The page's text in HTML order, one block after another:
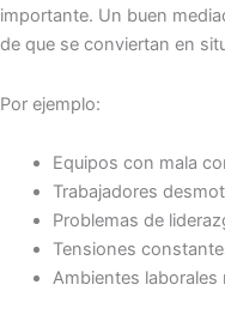
importante. Un buen
de que se conviertan en
Por ejemplo:
Equipos con mala
Trabajadores
Problemas de
Tensiones
Ambientes laborales